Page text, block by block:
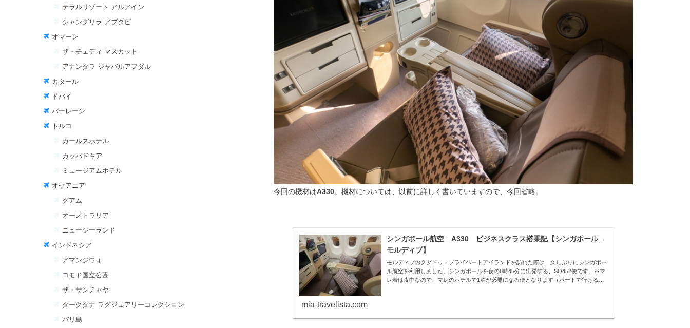
今回の機材はA330。機材については、以前に詳しく書いていますので、今回省略。
シンガポール航空 A330 ビジネスクラス搭乗記【シンガポール→
モルディブ】
モルディブのクダドゥ・プライベートアイランドを訪れた際は、久しぶりにシンガポー
ル航空を利用しました。シンガポールを夜の8時45分に出発する、SQ452便です。※マ
レ着は夜中なので、マレのホテルで1泊が必要になる便となります（ボートで行ける
mia-travelista.com
テラルリゾート アルアイン
シャングリラ アブダビ
オマーン
ザ・チェディ マスカット
アナンタラ ジャバルアフダル
カタール
ドバイ
バーレーン
トルコ
カールスホテル
カッパドキア
ミュージアムホテル
オセアニア
グアム
オーストラリア
ニュージーランド
インドネシア
アマンジウォ
コモド国立公園
ザ・サンチャヤ
タークタナ ラグジュアリーコレクション
バリ島